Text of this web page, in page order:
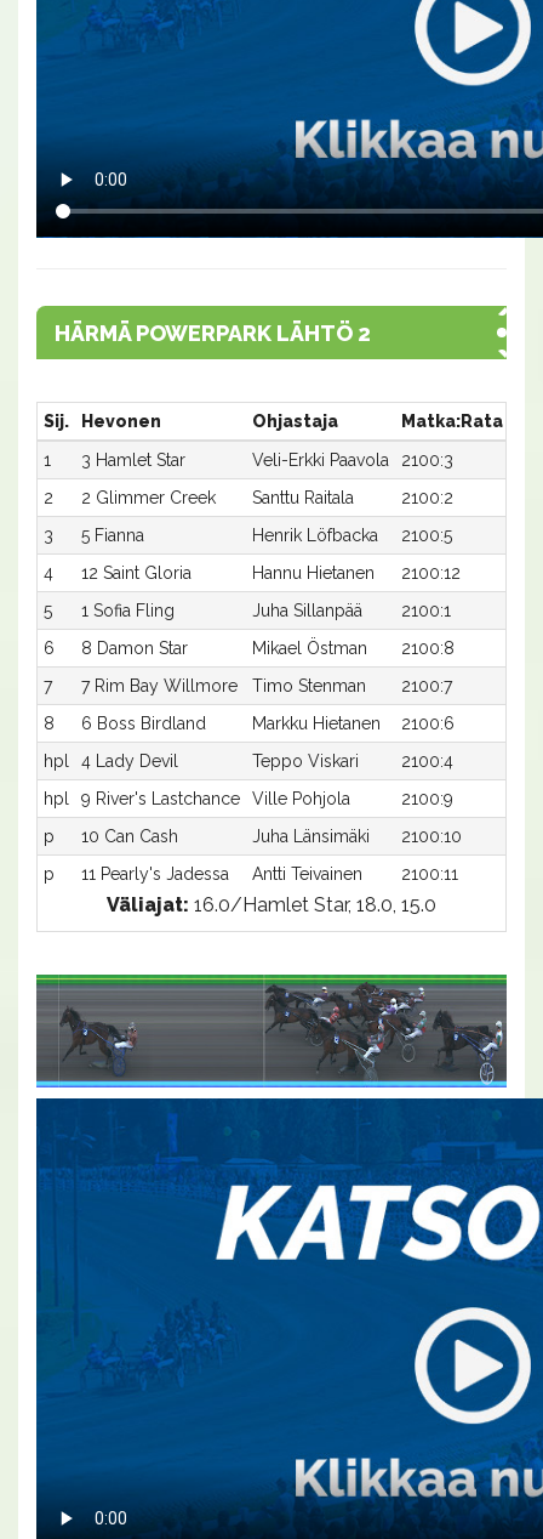
HÄRMÄ POWERPARK LÄHTÖ 2
Sij. Hevonen Ohjastaja Matka:Rata
1
3 Hamlet Star Veli-Erkki Paavola 2100:3
2
2 Glimmer Creek Santtu Raitala 2100:2
3
5 Fianna Henrik Löfbacka 2100:5
4
12 Saint Gloria Hannu Hietanen 2100:12
5
1 Sofia Fling Juha Sillanpää 2100:1
6
8 Damon Star Mikael Östman 2100:8
7
7 Rim Bay Willmore Timo Stenman 2100:7
8
6 Boss Birdland Markku Hietanen 2100:6
hpl
4 Lady Devil Teppo Viskari 2100:4
hpl
9 River's Lastchance Ville Pohjola 2100:9
p
10 Can Cash Juha Länsimäki 2100:10
p
11 Pearly's Jadessa Antti Teivainen 2100:11
Väliajat: 16.0/Hamlet Star, 18.0, 15.0